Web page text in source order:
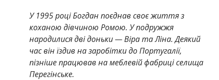
У 1995 році Богдан поєднав своє життя з
коханою дівчиною Ромою. У подружжя
народилися дві доньки — Віра та Ліна. Деякий
час він їздив на заробітки до Португалії,
пізніше працював на меблевій фабриці селища
Перегінське.